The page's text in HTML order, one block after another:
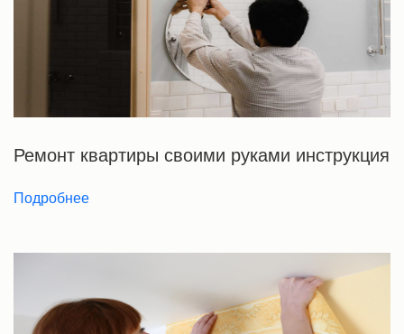
Ремонт квартиры своими руками инструкция
Подробнее